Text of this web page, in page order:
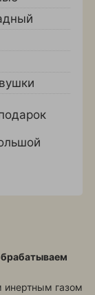
инертным газом